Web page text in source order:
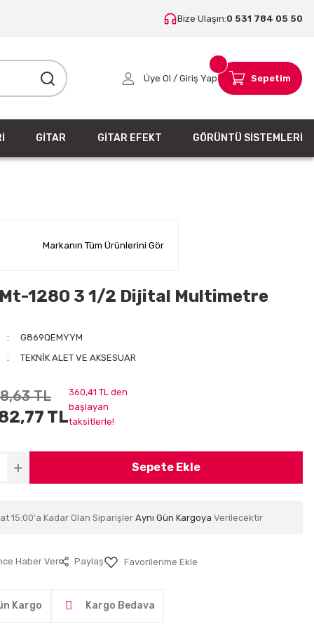
Bize Ulaşın:0 531 784 05 50
Üye Ol / Giriş Yap Sepetim
GİTAR GİTAR EFEKT GÖRÜNTÜ SİSTEMLERİ
Markanın Tüm Ürünlerini Gör
1280 3 1/2 Dijital Multimetre
G869QEMYYM
TEKNİK ALET VE AKSESUAR
TL
TL
360,41 TL den
başlayan
taksitlerle!
Sepete Ekle
15:00'a Kadar Olan Siparişler Aynı Gün Kargoya Verilecektir
Haber Ver Paylaş
Kargo Kargo Bedava